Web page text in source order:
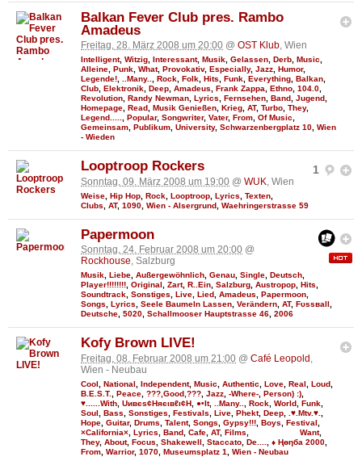
Balkan Fever Club pres. Rambo
Amadeus
Freitag, 28. März 2008 um 20:00 @ OST Klub, Wien
Intelligent, Witzig, Interessant, Musik, Gelassen, Derb, Music,
Alleine, Punk, What, Provokativ, Especially, Jazz, Humor,
Legende!, ..Many.., Rock, Folk, Hits, Funk, Everything, Balkan,
Club, Elektronik, Deep, Amadeus, Frank Zappa, Ethno, 104.0,
Revolution, Randy Newman, Lyrics, Fernsehen, Band, Jugend,
Homepage, Read, Musik Genießen, Krieg, AT, Turbo, They,
Legend....., Popular, Songwriter, Vater, From, Of Music,
Gemeinsam, Publikum, University, Schwarzenbergplatz 10, Wien
- Wieden
1
Looptroop Rockers
Sonntag, 09. März 2008 um 19:00 @ WUK, Wien
Weise Hip Hop Rock Looptroop Lyrics Texten
Clubs
AT, 1090 Wien - Alsergrund Waehringerstrasse 59
Papermoon
Sonntag, 24. Februar 2008 um 20:00 @
Rockhouse, Salzburg
Musik Liebe Außergewöhnlich Genau Single Deutsch
Player!!!!!!!! Original Zart, R..Ein Salzburg Austropop Hits
Soundtrack Sonstiges Live Lied Amadeus Papermoon
Songs
Lyrics Seele Baumeln Lassen Verändern AT, Fυѕѕвall
Deutsche 5020 Schallmooser Hauptstrasse 46 2006
Kofy Brown LIVE!
Freitag, 08. Februar 2008 um 21:00 @ Café Leopold
Wien - Neubau
Cool National Independent, Music Authentic Love Real Loud
B.E.S.T.
Peace ???,Good,??? Jazz -Where- Person) :)
♥......With Uивєs¢Няєιвℓι¢Н ●•It, ..Many.. Rock World Funk
Soul
Bass Sonstiges Festivals Live Phekt, Deep .♥.Mtv.♥.
Hope Guitar, Drums Talent, Songs Gypsy!!! Boys Festival
×California× Lyrics Band Cafe AT, Films Want,
They, About, Focus Shakewell Staccato De.... ♦ Ңөηба 2000
From Warrior, 1070 Museumsplatz 1 Wien - Neubau